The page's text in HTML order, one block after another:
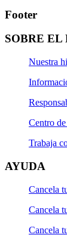
Footer
SOBRE EL
Nuestra
Centro
Trabaja
AYUDA
Cancela
Cancela
Cancela